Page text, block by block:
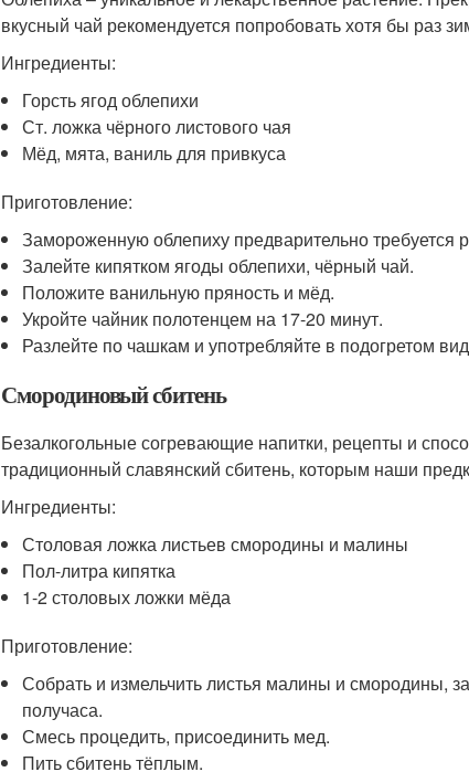
вкусный чай рекомендуется попробовать хотя бы раз
Ингредиенты:
Горсть ягод облепихи
Ст. ложка чёрного листового чая
Мёд, мята, ваниль для привкуса
Приготовление:
Замороженную облепиху предварительно требуется
Залейте кипятком ягоды облепихи, чёрный чай.
Положите ванильную пряность и мёд.
Укройте чайник полотенцем на 17-20 минут.
Разлейте по чашкам и употребляйте в подогретом
Смородиновый сбитень
Безалкогольные согревающие напитки, рецепты и
традиционный славянский сбитень, которым наши
Ингредиенты:
Столовая ложка листьев смородины и малины
Пол-литра кипятка
1-2 столовых ложки мёда
Приготовление:
Собрать и измельчить листья малины и смородины,
получаса.
Смесь процедить, присоединить мед.
Пить сбитень тёплым.